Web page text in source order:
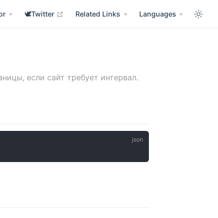
🕊️Twitter open in new window
Related Links Languages
если сайт требует интервал.